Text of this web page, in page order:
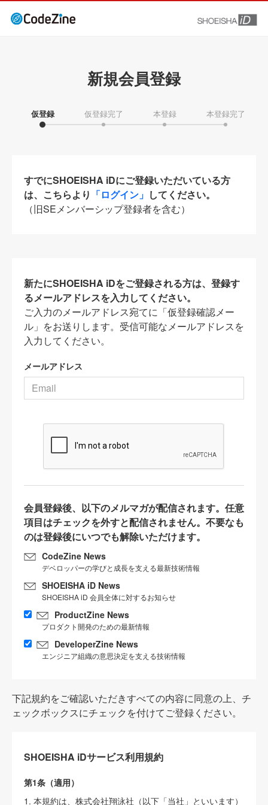
新規会員登録
仮登録 仮登録完了 本登録 本登録完了
すでにSHOEISHA iDにご登録いただいている方
は、こちらより 「ログイン」 してください。
（旧SEメンバーシップ登録者を含む）
新たにSHOEISHA iDをご登録される方は、登録す
るメールアドレスを入力してください。
ご入力のメールアドレス宛てに「仮登録確認メー
ル」をお送りします。受信可能なメールアドレスを
入力してください。
メールアドレス
会員登録後、以下のメルマガが配信されます。任意
項目はチェックを外すと配信されません。不要なも
のは登録後にいつでも解除いただけます。
CodeZine News
デベロッパーの学びと成長を支える最新技術情報
SHOEISHA iD News
SHOEISHA iD 会員全体に対するお知らせ
ProductZine News
プロダクト開発のための最新情報
DeveloperZine News
エンジニア組織の意思決定を支える技術情報
下記規約をご確認いただきすべての内容に同意の上、チ
ェックボックスにチェックを付けてご登録ください。
SHOEISHA iDサービス利用規約
第1条（適用）
1. 本規約は、株式会社翔泳社（以下「当社」といいます）